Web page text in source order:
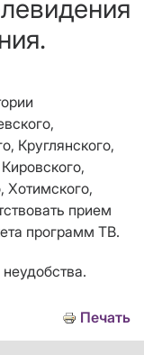
Круглянского,
Хотимского,
прием
программ ТВ.
Печать